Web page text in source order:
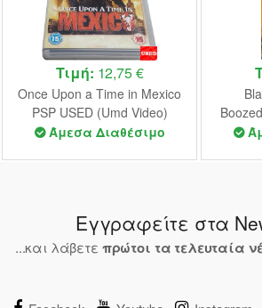
Τιμή: 12,75 €
Once Upon a Time in Mexico
PSP USED (Umd Video)
Άμεσα Διαθέσιμο
Εγγραφείτε στα
...και λάβετε πρώτοι τα τελευταία